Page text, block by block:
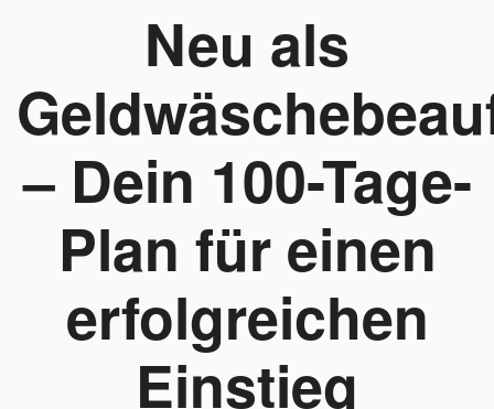
Neu als
– Dein 100-Tage-
Plan für einen
erfolgreichen
Einstieg